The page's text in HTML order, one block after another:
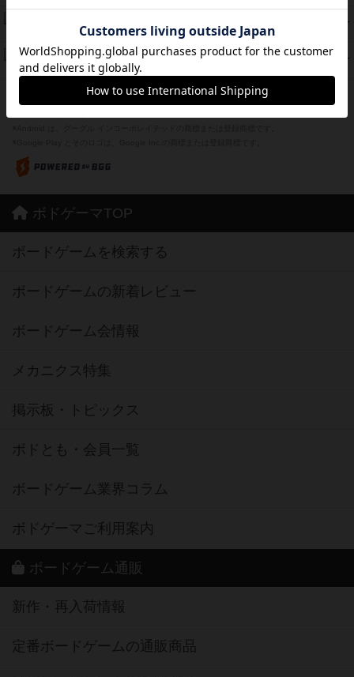
PT
紹介文なし 1件の投稿
42 PT
ドコジャン
紹介文あり 10件の投稿
※Apple、Apple のロゴ は、米国および他の国々で登録されたApple Inc.の商標です。
ボドゲーマTOP
ボードゲームを検索する
ボードゲームの新着レビュー
ボードゲーム会情報
メカニクス特集
掲示板・トピックス
ボドとも・会員一覧
ボードゲーム業界コラム
ボドゲーマご利用案内
ボードゲーム通販
新作・再入荷情報
定番ボードゲームの通販商品